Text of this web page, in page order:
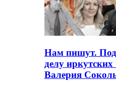
Нам пишут.
делу
Валерия